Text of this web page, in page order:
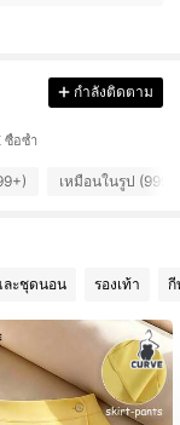
กำลังติดตาม
ซื้อซ้ำ
เหมือนในรูป
ะชุดนอน รองเท้า กี